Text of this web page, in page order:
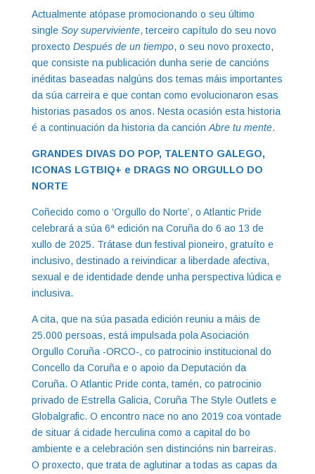
Actualmente atópase promocionando o seu último
single Soy superviviente, terceiro capítulo do seu novo
proxecto Después de un tiempo, o seu novo proxecto,
que consiste na publicación dunha serie de cancións
inéditas baseadas nalgúns dos temas máis importantes
da súa carreira e que contan como evolucionaron esas
historias pasados os anos. Nesta ocasión esta historia
é a continuación da historia da canción Abre tu mente.
GRANDES DIVAS DO POP, TALENTO GALEGO,
ICONAS LGTBIQ+ e DRAGS NO ORGULLO DO
NORTE
Coñecido como o ‘Orgullo do Norte’, o Atlantic Pride
celebrará a súa 6ª edición na Coruña do 6 ao 13 de
xullo de 2025. Trátase dun festival pioneiro, gratuíto e
inclusivo, destinado a reivindicar a liberdade afectiva,
sexual e de identidade dende unha perspectiva lúdica e
inclusiva.
A cita, que na súa pasada edición reuniu a máis de
25.000 persoas, está impulsada pola Asociación
Orgullo Coruña -ORCO-, co patrocinio institucional do
Concello da Coruña e o apoio da Deputación da
Coruña. O Atlantic Pride conta, tamén, co patrocinio
privado de Estrella Galicia, Coruña The Style Outlets e
Globalgrafic. O encontro nace no ano 2019 coa vontade
de situar á cidade herculina como a capital do bo
ambiente e a celebración sen distincións nin barreiras.
O proxecto, que trata de aglutinar a todas as capas da